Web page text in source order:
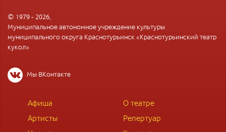
© 1979 - 2026,
Муниципальное автономное учреждение культуры
муниципального округа Краснотурьинск «Краснотурьинский театр
кукол»
Мы ВКонтакте
Афиша
О театре
Артисты
Репертуар